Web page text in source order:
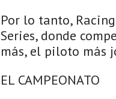
Por lo tanto,
Series, donde
más, el piloto más
EL CAMPEONATO